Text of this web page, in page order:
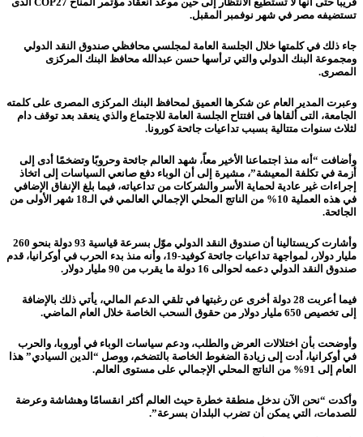
تستضيفه مصر في شهر نوفمبر المقبل.
جاء ذلك في كلمتها خلال الجلسة العامة لمجلسي محافظي صندوق النقد الدولي
ومجموعة البنك الدولي والتي ترأسها حسن عبدالله محافظ البنك المركزى
المصرى.
وعبرت المدير العام عن شكرها العميق لمحافظ البنك المركزى المصرى على كلمته
الجامعة، التى ألقاها فى افتتاح الجلسة العامة للاجتماع والذي ينعقد بعد توقف دام
لثلاث سنوات متتالية بسبب تداعيات جائحة كورونا.
وأضافت “أنه منذ اجتماعنا الأخير معاً، شهد العالم جائحة وحروبًا وتضخمًا أدى إلى
أزمة في تكلفة المعيشة”، مشيرة إلى أن الوباء دفع صانعي السياسات إلى اتخاذ
إجراءات غير عادية لحماية الأسر والشركات من تداعياته، فيما بلغ الإنفاق الإضافي
في هذه العملية 10% من الناتج المحلي الإجمالي العالمي في الـ18 شهر الأولى من
الجائحة.
وأشارت كريستالينا أن صندوق النقد الدولي موّل بسرعة قياسية 93 دولة بنحو 260
مليار دولار، لمواجهة تداعيات جائحة كوفيد-19، وأنه منذ بدء الحرب في أوكرانيا، قدم
صندوق النقد الدولي دعمه لحوالى 16 دولة ما يقرب من 90 مليار دولار.
فيما أعربت 28 دولة أخرى عن رغبتها في تلقي الدعم المالي، يأتي ذلك بالإضافة
إلى تخصيص 650 مليار دولار من حقوق السحب الخاصة خلال العام الماضي.
وأوضحت بأن اختلالات العرض والطلب، ودعم سياسات الوباء في أوروبا، والحرب
في أوكرانيا، أدت إلى زيادة الضغوط الخاصة بالتضخم، ووصل “الدين السيادي” هذا
العام إلى 91% من الناتج المحلي الإجمالي على مستوى العالم.
وأكدت “نحن الآن ندخل منطقة خطرة حيث العالم أكثر انقسامًا وهشاشة وعرضة
للصدمات، التي يمكن أن تضرب البلدان بسرعة”.